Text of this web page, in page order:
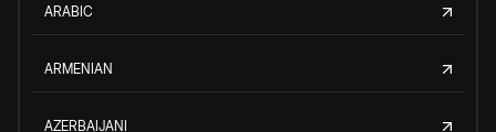
ARABIC
ARMENIAN
AZERBAIJANI